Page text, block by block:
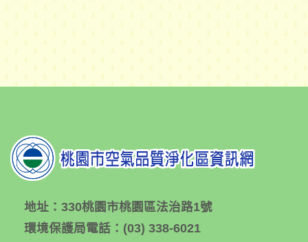
地址： 330桃園市桃園區法治路1號
環境保護局電話： (03) 338-6021